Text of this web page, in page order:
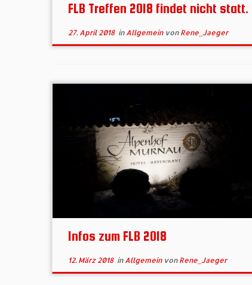
FLB Treffen 2018 findet nicht statt.
27. April 2018in Allgemein von Rene_Jaeger
Infos zum FLB 2018
12. März 2018in Allgemein von Rene_Jaeger